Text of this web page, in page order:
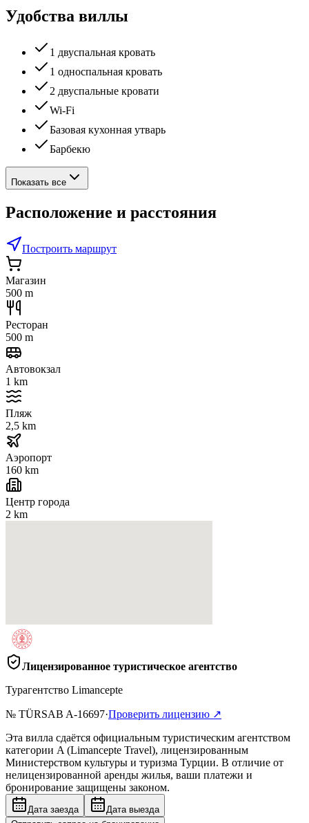
Удобства виллы
1 двуспальная кровать
1 односпальная кровать
2 двуспальные кровати
Wi-Fi
Базовая кухонная утварь
Барбекю
Показать все
Расположение и расстояния
Построить маршрут
Магазин
500 m
Ресторан
500 m
Автовокзал
1 km
Пляж
2,5 km
Аэропорт
160 km
Центр города
2 km
Лицензированное туристическое агентство
Турагентство Limancepte
№ TÜRSAB A-16697·Проверить лицензию ↗
Эта вилла сдаётся официальным туристическим агентством
категории A (Limancepte Travel), лицензированным
Министерством культуры и туризма Турции. В отличие от
нелицензированной аренды жилья, ваши платежи и
бронирование защищены законом.
Дата заезда
Дата выезда